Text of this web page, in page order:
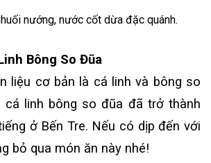
nướng, nước cốt dừa đặc quánh.
Bông So Đũa
liệu cơ bản là cá linh và bông so
cá linh bông so đũa đã trở thành
ở Bến Tre. Nếu có dịp đến với
bỏ qua món ăn này nhé!